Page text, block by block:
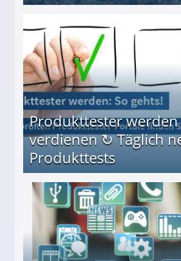
Produkttester
verdienen ↻ Täglich
Produkttests
↻ Täglich neue Produkttests